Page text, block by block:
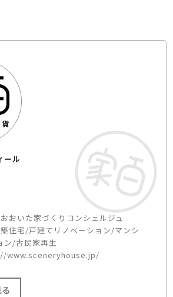
ール
おいた家づくりコンシェルジュ
住宅/戸建てリノベーション/マンシ
ン/古民家再生
www.sceneryhouse.jp/